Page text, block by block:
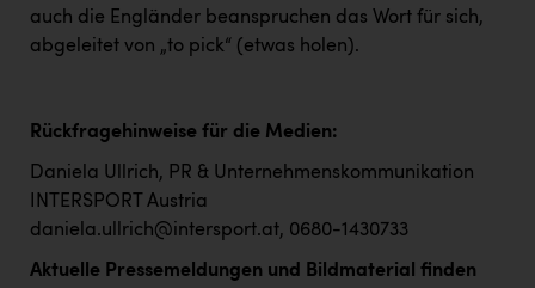
auch die Engländer beanspruchen das Wort für sich,
abgeleitet von „to pick“ (etwas holen).
Rückfragehinweise für die Medien:
Daniela Ullrich, PR & Unternehmenskommunikation
INTERSPORT Austria
daniela.ullrich@intersport.at, 0680-1430733
Aktuelle Pressemeldungen und Bildmaterial finden